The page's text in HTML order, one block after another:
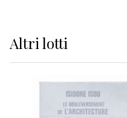
Altrilotti